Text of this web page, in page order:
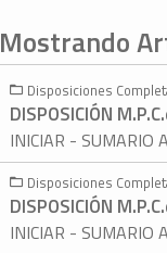
Mostrando
Disposiciones
DISPOSICIÓN
INICIAR - SUMARIO
Disposiciones
DISPOSICIÓN
INICIAR - SUMARIO